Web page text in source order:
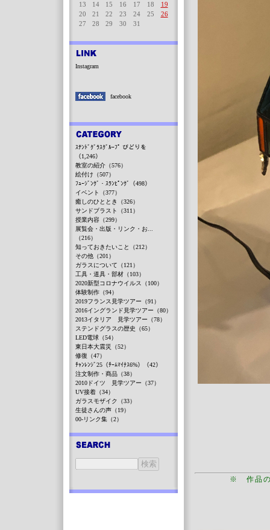
※ 作品の
13
14 15 16 17 18
19
20
21 22 23 24 25
26
27
28 29 30 31
Instagram
facebook
ｽﾃﾝﾄﾞｸﾞﾗｽｸﾞﾙｰﾌﾟ びどりを
（1,246）
教室の紹介（576）
絵付け（507）
ﾌｭｰｼﾞﾝｸﾞ・ｽﾗﾝﾋﾟﾝｸﾞ（498）
イベント（377）
癒しのひととき（326）
サンドブラスト（311）
授業内容（299）
展覧会・出版・リンク・お...
（216）
知っておきたいこと（212）
その他（201）
ガラスについて（121）
工具・道具・部材（103）
2020新型コロナウイルス（100）
体験制作（94）
2019フランス見学ツアー（91）
2016イングランド見学ツアー（80）
2013イタリア 見学ツアー（78）
ステンドグラスの歴史（65）
LED電球（54）
東日本大震災（52）
修復（47）
ﾁｬﾝﾚﾝｼﾞ25（ﾁｰﾑﾏｲﾅｽ6%）（42）
注文制作・商品（38）
2010ドイツ 見学ツアー（37）
UV接着（34）
ガラスモザイク（33）
生徒さんの声（19）
00-リンク集（2）